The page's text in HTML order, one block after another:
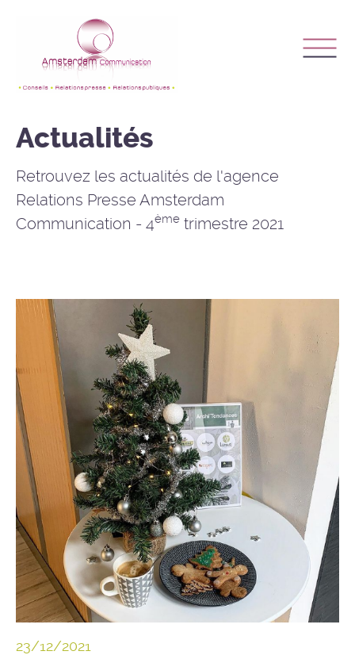
Actualités
Retrouvez les actualités de l'agence
Relations Presse Amsterdam
Communication - 4ème trimestre 2021
23/12/2021